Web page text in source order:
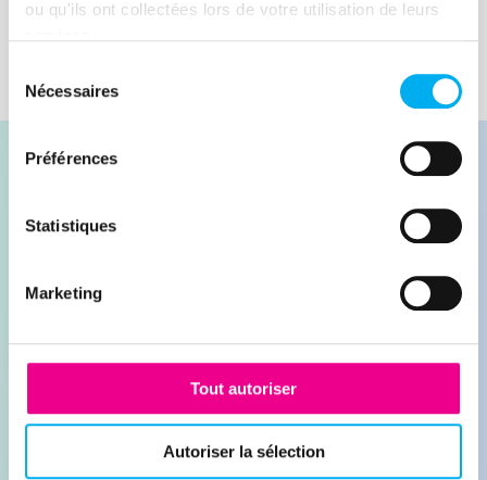
ou qu'ils ont collectées lors de votre utilisation de leurs
consentement
Nécessaires
Préférences
Statistiques
Marketing
Tout autoriser
Autoriser la sélection
Leader de l'information sur les entreprises depuis
plus de 130 ans, ELLISPHERE accompagne les
acteurs économiques dans leurs problématiques